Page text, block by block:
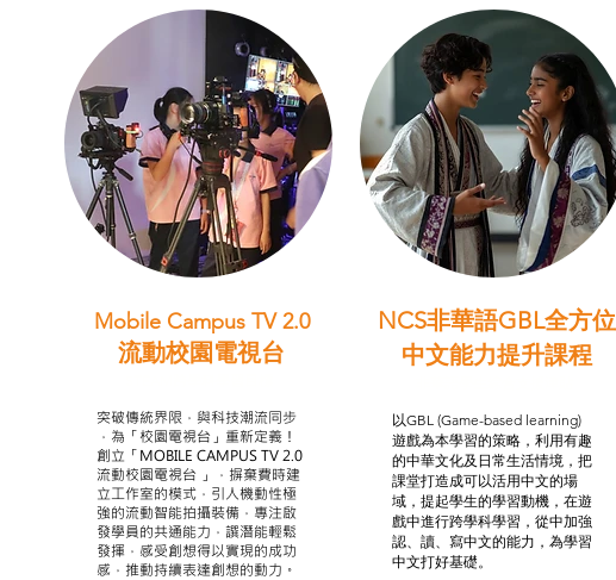
Mobile Campus TV 2.0
流動校園電視台
突破傳統界限，與科技潮流同步
，為「校園電視台」重新定義！
創立「MOBILE CAMPUS TV 2.0
流動校園電視台 」，摒棄費時建
立工作室的模式，引人機動性極
強的流動智能拍攝裝備，專注啟
發學員的共通能力，譔潛能輕鬆
發揮，感受創想得以實現的成功
感，推動持續表達創想的動力。
NCS非華語GBL全方位
中文能力提升課程
以GBL (Game-based learning)
遊戲為本學習的策略，利用有趣
的中華文化及日常生活情境，把
課堂打造成可以活用中文的場
域，提起學生的學習動機，在遊
戲中進行跨學科學習，從中加強
認、讀、寫中文的能力，為學習
中文打好基礎。